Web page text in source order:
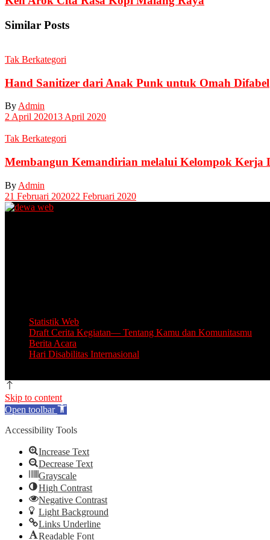
Similar Posts
Tak Berkategori
Hand Sanitizer dari Anak Punk untuk Omah Difabel
By Admin
2 April 202013 April 2020
Tak Berkategori
Membangun Kemandirian melalui Kelompok Kerja
By Admin
21 Februari 202022 Februari 2020
Statistik Web
Draft Cerita Kegiatan— Tentang Kamu dan Komunitasmu
Berita Acara
Hari Disabilitas Internasional
Skip to content
Open toolbar
Accessibility Tools
Increase Text
Decrease Text
Grayscale
High Contrast
Negative Contrast
Light Background
Links Underline
Readable Font